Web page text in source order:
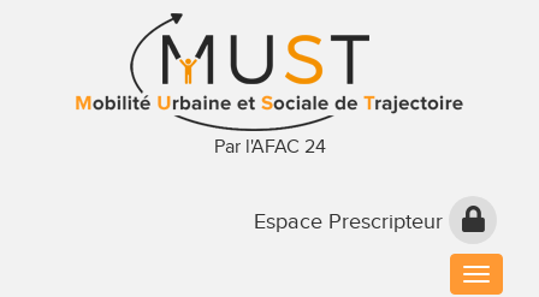
Par l'AFAC 24
Espace Prescripteur
Toggle